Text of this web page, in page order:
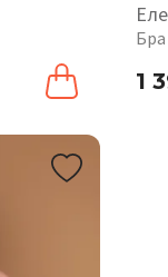
1